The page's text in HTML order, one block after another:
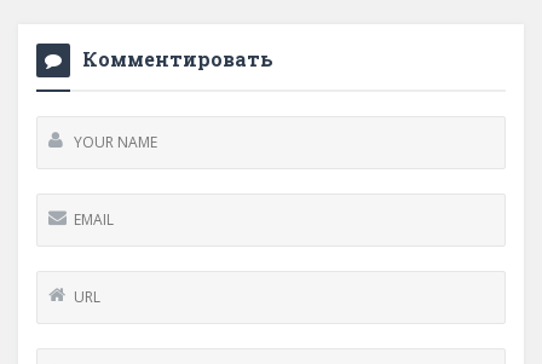
Комментировать